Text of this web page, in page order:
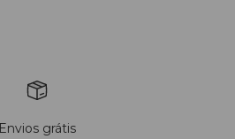
Envios grátis